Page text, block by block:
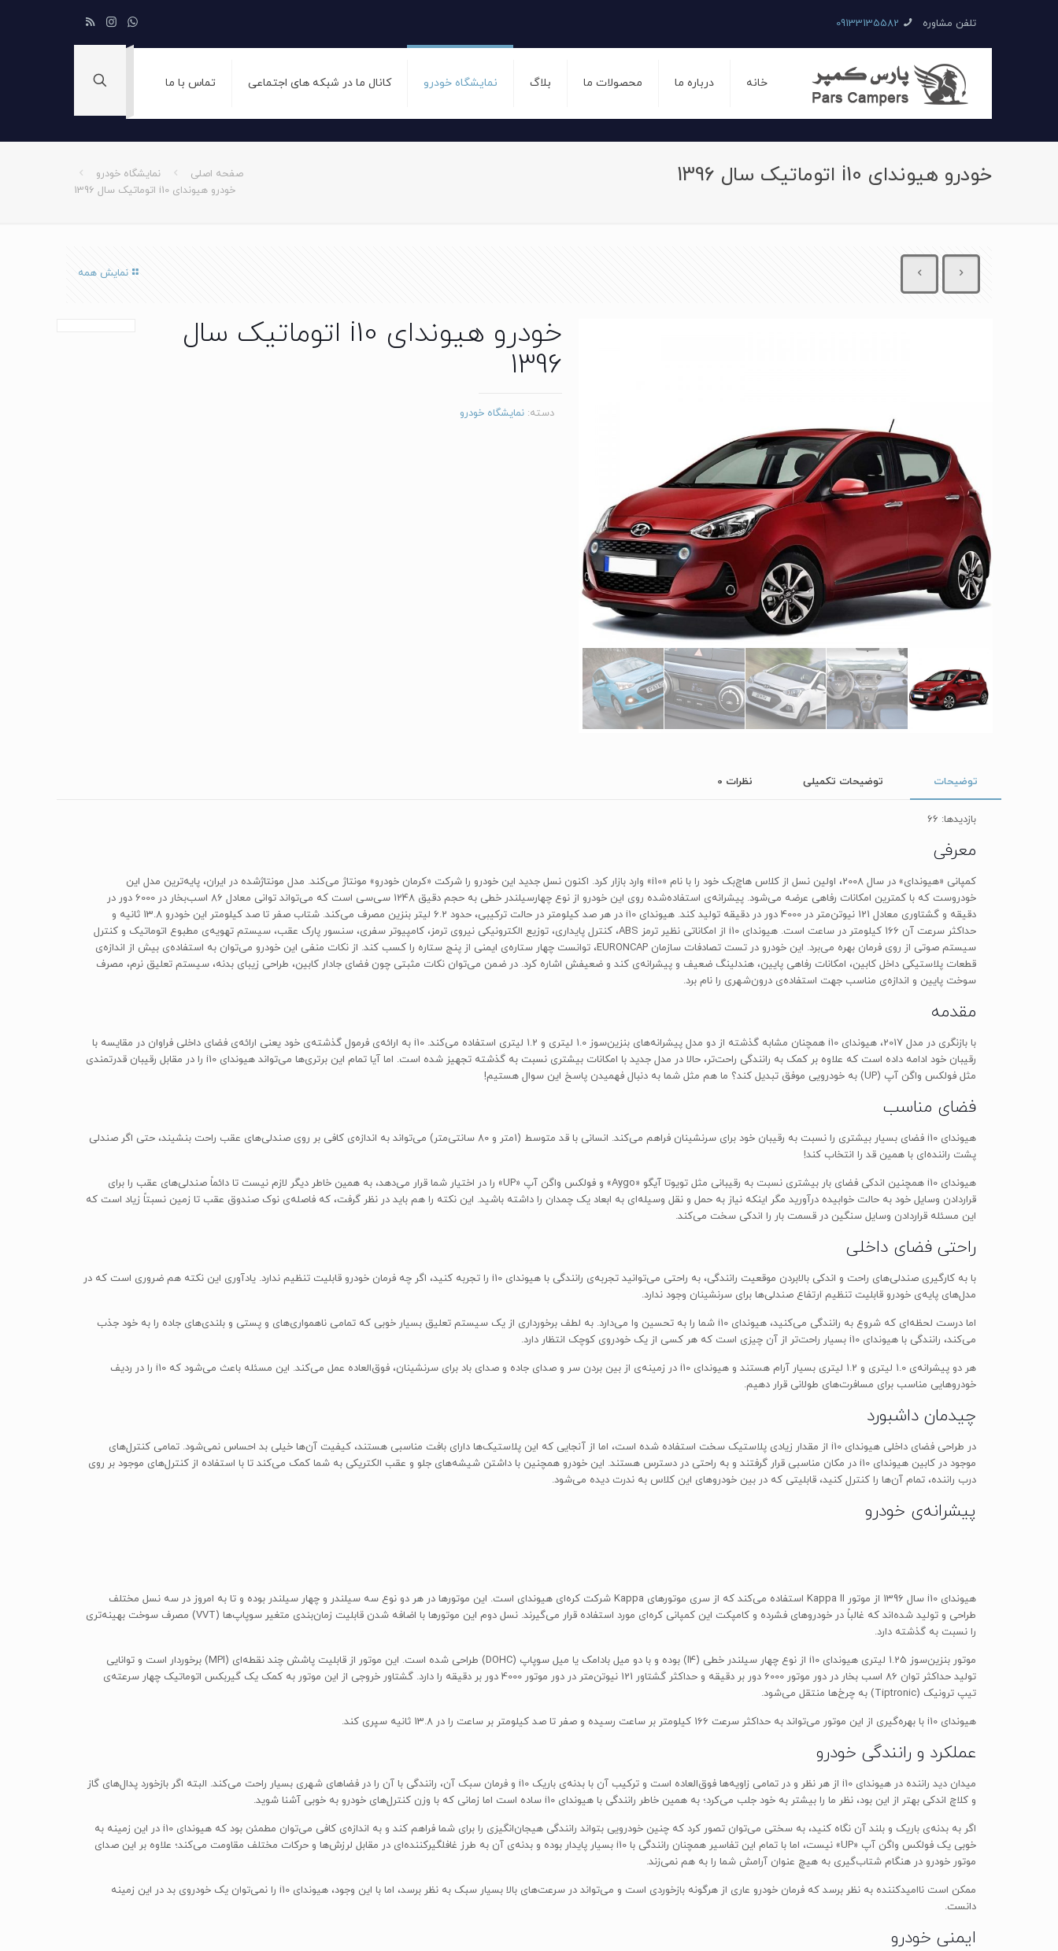
تلفن مشاوره 09133135582
خانه درباره ما محصولات ما بلاگ نمایشگاه خودرو کانال ما در شبکه های اجتماعی تماس با ما
خودرو هیوندای i10 اتوماتیک سال 1396 صفحه اصلی
نمایشگاه خودرو
خودرو هیوندای i10 اتوماتیک سال 1396
نمایش همه
خودرو هیوندای i10 اتوماتیک سال
1396
دسته:نمایشگاه خودرو
توضیحات توضیحات تکمیلی نظرات 0
بازدیدها: 66
معرفی
کمپانی «هیوندای» در سال 2008، اولین نسل از کلاس هاچ‌بک خود را با نام «i10» وارد بازار کرد. اکنون نسل جدید این خودرو را شرکت «کرمان خودرو» مونتاژ می‌کند. مدل مونتاژشده در ایران، پایه‌ترین مدل این
خودروست که با کمترین امکانات رفاهی عرضه می‌شود. پیشرانه‌ی استفاده‌شده روی این خودرو از نوع چهارسیلندر خطی به حجم دقیق 1248 سی‌سی است که می‌تواند توانی معادل 86 اسب‌بخار در 6000 دور در
دقیقه و گشتاوری معادل 121 نیوتن‌متر در 4000 دور در دقیقه تولید کند. هیوندای i10 در هر صد کیلومتر در حالت ترکیبی، حدود 6.2 لیتر بنزین مصرف می‌کند. شتاب صفر تا صد کیلومتر این خودرو 13.8 ثانیه و
حداکثر سرعت آن 166 کیلومتر در ساعت است. هیوندای i10 از امکاناتی نظیر ترمز ABS، کنترل پایداری، توزیع الکترونیکی نیروی ترمز، کامپیوتر سفری، سنسور پارک عقب، سیستم تهویه‌ی مطبوع اتوماتیک و کنترل
سیستم صوتی از روی فرمان بهره می‌برد. این خودرو در تست تصادفات سازمان EURONCAP، توانست چهار ستاره‌ی ایمنی از پنج ستاره را کسب کند. از نکات منفی این خودرو می‌توان به استفاده‌ی بیش از اندازه‌ی
قطعات پلاستیکی داخل کابین، امکانات رفاهی پایین، هندلینگ ضعیف و پیشرانه‌ی کند و ضعیفش اشاره کرد. در ضمن می‌توان نکات مثبتی چون فضای جادار کابین، طراحی زیبای بدنه، سیستم تعلیق نرم، مصرف
سوخت پایین و اندازه‌ی مناسب جهت استفاده‌ی درون‌شهری را نام برد.
مقدمه
با بازنگری در مدل 2017، هیوندای i10 همچنان مشابه گذشته از دو مدل پیشرانه‌های بنزین‌سوز 1.0 لیتری و 1.2 لیتری استفاده می‌کند. i10 به ارائه‌ی فرمول گذشته‌ی خود یعنی ارائه‌ی فضای داخلی فراوان در مقایسه با
رقیبان خود ادامه داده است که علاوه بر کمک به رانندگی راحت‌تر، حالا در مدل جدید با امکانات بیشتری نسبت به گذشته تجهیز شده است. اما آیا تمام این برتری‌ها می‌تواند هیوندای i10 را در مقابل رقیبان قدرتمندی
مثل فولکس واگن آپ (UP) به خودرویی موفق تبدیل کند؟ ما هم مثل شما به دنبال فهمیدن پاسخ این سوال هستیم!
فضای مناسب
هیوندای i10 فضای بسیار بیشتری را نسبت به رقیبان خود برای سرنشینان فراهم می‌کند. انسانی با قد متوسط (1متر و 80 سانتی‌متر) می‌تواند به اندازه‌ی کافی بر روی صندلی‌های عقب راحت بنشیند، حتی اگر صندلی
پشت راننده‌ای با همین قد را انتخاب کند!
هیوندای i10 همچنین اندکی فضای بار بیشتری نسبت به رقیبانی مثل تویوتا آیگو «Aygo» و فولکس واگن آپ «UP» را در اختیار شما قرار می‌دهد، به همین خاطر دیگر لازم نیست تا دائماً صندلی‌های عقب را برای
قراردادن وسایل خود به حالت خوابیده درآورید مگر اینکه نیاز به حمل و نقل وسیله‌ای به ابعاد یک چمدان را داشته باشید. این نکته را هم باید در نظر گرفت، که فاصله‌ی نوک صندوق عقب تا زمین نسبتاً زیاد است که
این مسئله قراردادن وسایل سنگین در قسمت بار را اندکی سخت می‌کند.
راحتی فضای داخلی
با به کارگیری صندلی‌های راحت و اندکی بالابردن موقعیت رانندگی، به راحتی می‌توانید تجربه‌ی رانندگی با هیوندای i10 را تجربه کنید، اگر چه فرمان خودرو قابلیت تنظیم ندارد. یادآوری این نکته هم ضروری است که در
مدل‌های پایه‌ی خودرو قابلیت تنظیم ارتفاع صندلی‌ها برای سرنشینان وجود ندارد.
اما درست لحظه‌ای که شروع به رانندگی می‌کنید، هیوندای i10 شما را به تحسین وا می‌دارد. به لطف برخورداری از یک سیستم تعلیق بسیار خوبی که تمامی ناهمواری‌های و پستی و بلندی‌های جاده را به خود جذب
می‌کند، رانندگی با هیوندای i10 بسیار راحت‌تر از آن چیزی است که هر کسی از یک خودروی کوچک انتظار دارد.
هر دو پیشرانه‌ی 1.0 لیتری و 1.2 لیتری بسیار آرام هستند و هیوندای i10 در زمینه‌ی از بین بردن سر و صدای جاده و صدای باد برای سرنشینان، فوق‌العاده عمل می‌کند. این مسئله باعث می‌شود که i10 را در ردیف
خودروهایی مناسب برای مسافرت‌های طولانی قرار دهیم.
چیدمان داشبورد
در طراحی فضای داخلی هیوندای i10 از مقدار زیادی پلاستیک سخت استفاده شده است، اما از آنجایی که این پلاستیک‌ها دارای بافت مناسبی هستند، کیفیت آن‌ها خیلی بد احساس نمی‌شود. تمامی کنترل‌های
موجود در کابین هیوندای i10 در مکان مناسبی قرار گرفتند و به راحتی در دسترس هستند. این خودرو همچنین با داشتن شیشه‌های جلو و عقب الکتریکی به شما کمک می‌کند تا با استفاده از کنترل‌های موجود بر روی
درب راننده، تمام آن‌ها را کنترل کنید، قابلیتی که در بین خودروهای این کلاس به ندرت دیده می‌شود.
پیشرانه‌ی خودرو
هیوندای i10 سال 1396 از موتور Kappa II استفاده می‌کند که از سری موتورهای Kappa شرکت کره‌ای هیوندای است. این موتورها در هر دو نوع سه سیلندر و چهار سیلندر بوده و تا به امروز در سه نسل مختلف
طراحی و تولید شده‌اند که غالباً در خودروهای فشرده و کامپکت این کمپانی کره‌ای مورد استفاده قرار می‌گیرند. نسل دوم این موتورها با اضافه شدن قابلیت زمان‌بندی متغیر سوپاپ‌ها (VVT) مصرف سوخت بهینه‌تری
را نسبت به گذشته دارد.
موتور بنزین‌سوز 1.25 لیتری هیوندای i10 از نوع چهار سیلندر خطی (I4) بوده و با دو میل بادامک یا میل سوپاپ (DOHC) طراحی شده است. این موتور از قابلیت پاشش چند نقطه‌ای (MPI) برخوردار است و توانایی
تولید حداکثر توان 86 اسب بخار در دور موتور 6000 دور بر دقیقه و حداکثر گشتاور 121 نیوتن‌متر در دور موتور 4000 دور بر دقیقه را دارد. گشتاور خروجی از این موتور به کمک یک گیربکس اتوماتیک چهار سرعته‌ی
تیپ ترونیک (Tiptronic) به چرخ‌ها منتقل می‌شود.
هیوندای i10 با بهره‌گیری از این موتور می‌تواند به حداکثر سرعت 166 کیلومتر بر ساعت رسیده و صفر تا صد کیلومتر بر ساعت را در 13.8 ثانیه سپری کند.
عملکرد و رانندگی خودرو
میدان دید راننده در هیوندای i10 از هر نظر و در تمامی زاویه‌ها فوق‌العاده است و ترکیب آن با بدنه‌ی باریک i10 و فرمان سبک آن، رانندگی با آن را در فضاهای شهری بسیار راحت می‌کند. البته اگر بازخورد پدال‌های گاز
و کلاچ اندکی بهتر از این بود، نظر ما را بیشتر به خود جلب می‌کرد؛ به همین خاطر رانندگی با هیوندای i10 ساده است اما زمانی که با وزن کنترل‌های خودرو به خوبی آشنا شوید.
اگر به بدنه‌ی باریک و بلند آن نگاه کنید، به سختی می‌توان تصور کرد که چنین خودرویی بتواند رانندگی هیجان‌انگیزی را برای شما فراهم کند و به اندازه‌ی کافی می‌توان مطمئن بود که هیوندای i10 در این زمینه به
خوبی یک فولکس واگن آپ «UP» نیست، اما با تمام این تفاسیر همچنان رانندگی با i10 بسیار پایدار بوده و بدنه‌ی آن به طرز غافلگیرکننده‌ای در مقابل لرزش‌ها و حرکات مختلف مقاومت می‌کند؛ علاوه بر این صدای
موتور خودرو در هنگام شتاب‌گیری به هیچ عنوان آرامش شما را به هم نمی‌زند.
ممکن است ناامیدکننده به نظر برسد که فرمان خودرو عاری از هرگونه بازخوردی است و می‌تواند در سرعت‌های بالا بسیار سبک به نظر برسد، اما با این وجود، هیوندای i10 را نمی‌توان یک خودروی بد در این زمینه
دانست.
ایمنی خودرو